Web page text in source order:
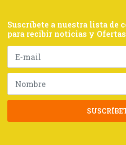
Suscríbete a nuestra lista de
para recibir noticias y